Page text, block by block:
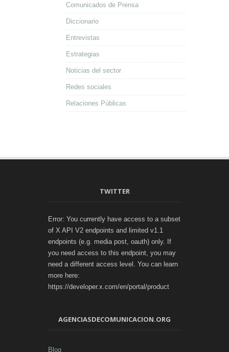
Comunicados de Prensa
Diccionario
Entrevistas
Estrategias
Noticias del sector
Redes sociales
Relaciones Públicas
TWITTER
Error: You currently have access to a subset
of X API V2 endpoints and limited v1.1
endpoints (e.g. media post, oauth) only. If
you need access to this endpoint, you may
need a different access level. You can learn
more here:
https://developer.x.com/en/portal/product
AGENCIASDECOMUNICACION.ORG
Blog